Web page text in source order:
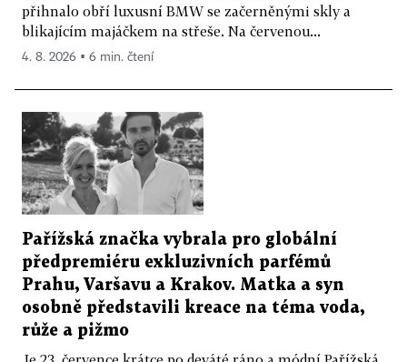
přihnalo obří luxusní BMW se začerněnými skly a
blikajícím majáčkem na střeše. Na červenou...
4. 8. 2026 ▪ 6 min. čtení
Pařížská značka vybrala pro globální
předpremiéru exkluzivních parfémů
Prahu, Varšavu a Krakov. Matka a syn
osobně představili kreace na téma voda,
růže a pižmo